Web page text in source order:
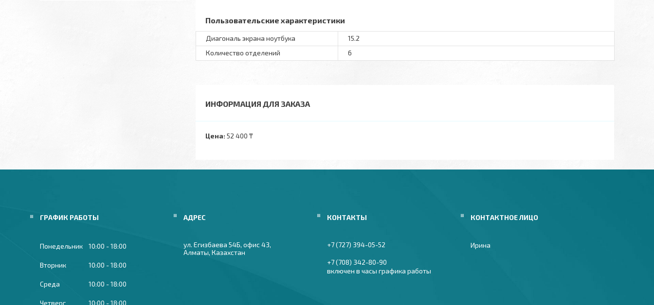
Пользовательские характеристики
Диагональ экрана ноутбука
15.2
Количество отделений
6
ИНФОРМАЦИЯ ДЛЯ ЗАКАЗА
Цена: 52 400 ₸
ГРАФИК РАБОТЫ
Понедельник 10:00 18:00
Вторник 10:00 18:00
Среда 10:00 18:00
Четверг 10:00 18:00
ул. Егизбаева 54Б, офис 43,
Алматы, Казахстан
+7 (727) 394-05-52
+7 (708) 342-80-90
включен в часы графика работы
Ирина